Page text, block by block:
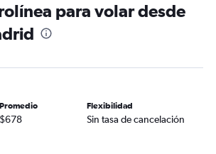
para volar desde
Promedio
$678
Flexibilidad
Sin tasa de cancelación